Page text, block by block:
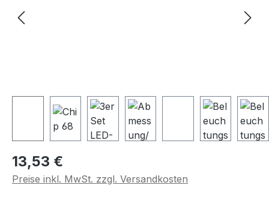
Regulärer Preis:
13,53 €
Preise inkl. MwSt. zzgl. Versandkosten